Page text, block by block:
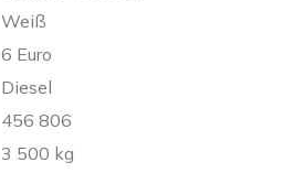
Weiß
6 Euro
Diesel
456 806
3 500 kg